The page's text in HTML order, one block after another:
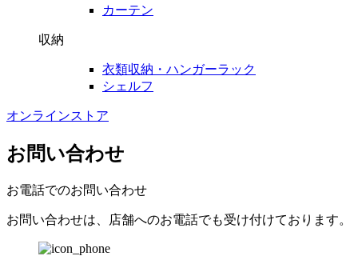
カーテン
収納
衣類収納・ハンガーラック
シェルフ
オンラインストア
お問い合わせ
お電話でのお問い合わせ
お問い合わせは、店舗へのお電話でも受け付けております。